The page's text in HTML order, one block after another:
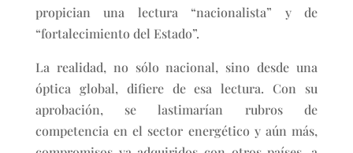
propician una lectura “nacionalista” y de
“fortalecimiento del Estado”.
La realidad, no sólo nacional, sino desde una
óptica global, difiere de esa lectura. Con su
aprobación, se lastimarían rubros de
competencia en el sector energético y aún más,